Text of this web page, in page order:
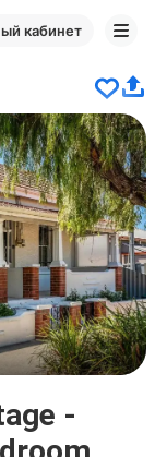
кабинет
-